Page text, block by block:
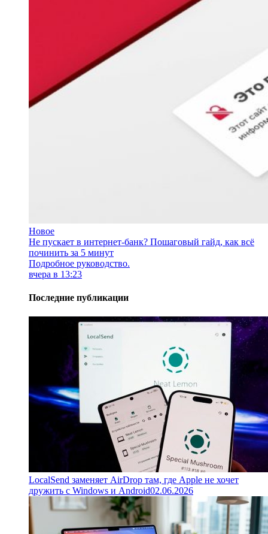
Новое
Не пускает в интернет-банк? Пошаговый гайд, как всё
починить за 5 минут
Подробное руководство.
вчера в 13:23
Последние публикации
LocalSend заменяет AirDrop там, где Apple не хочет
дружить с Windows и Android02.06.2026